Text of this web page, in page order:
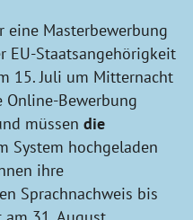
eine Masterbewerbung
EU-Staatsangehörigkeit
15. Juli um Mitternacht
Online-Bewerbung
müssen die
System hochgeladen
ihre
Sprachnachweis bis